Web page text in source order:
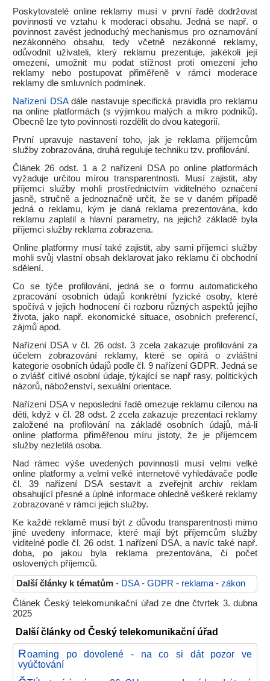
Poskytovatelé online reklamy musí v první řadě dodržovat
povinnosti ve vztahu k moderaci obsahu. Jedná se např. o
povinnost zavést jednoduchý mechanismus pro oznamování
nezákonného obsahu, tedy včetně nezákonné reklamy,
odůvodnit uživateli, který reklamu prezentuje, jakékoli její
omezení, umožnit mu podat stížnost proti omezení jeho
reklamy nebo postupovat přiměřeně v rámci moderace
reklamy dle smluvních podmínek.
Nařízení DSAdále nastavuje specifická pravidla pro reklamu
na online platformách (s výjimkou malých a mikro podniků).
Obecně lze tyto povinnosti rozdělit do dvou kategorií.
První upravuje nastavení toho, jak je reklama příjemcům
služby zobrazována, druhá reguluje techniku tzv. profilování.
Článek 26 odst. 1 a 2 nařízení DSA po online platformách
vyžaduje určitou mírou transparentnosti. Musí zajistit, aby
příjemci služby mohli prostřednictvím viditelného označení
jasně, stručně a jednoznačně určit, že se v daném případě
jedná o reklamu, kým je daná reklama prezentována, kdo
reklamu zaplatil a hlavní parametry, na jejichž základě byla
příjemci služby reklama zobrazena.
Online platformy musí také zajistit, aby sami příjemci služby
mohli svůj vlastní obsah deklarovat jako reklamu či obchodní
sdělení.
Co se týče profilování, jedná se o formu automatického
zpracování osobních údajů konkrétní fyzické osoby, které
spočívá v jejich hodnocení či rozboru různých aspektů jejího
života, jako např. ekonomické situace, osobních preferencí,
zájmů apod.
Nařízení DSA v čl. 26 odst. 3 zcela zakazuje profilování za
účelem zobrazování reklamy, které se opírá o zvláštní
kategorie osobních údajů podle čl. 9 nařízení GDPR. Jedná se
o zvlášť citlivé osobní údaje, týkající se např rasy, politických
názorů, náboženství, sexuální orientace.
Nařízení DSA v neposlední řadě omezuje reklamu cílenou na
děti, když v čl. 28 odst. 2 zcela zakazuje prezentaci reklamy
založené na profilování na základě osobních údajů, má-li
online platforma přiměřenou míru jistoty, že je příjemcem
služby nezletilá osoba.
Nad rámec výše uvedených povinností musí velmi velké
online platformy a velmi velké internetové vyhledávače podle
čl. 39 nařízení DSA sestavit a zveřejnit archiv reklam
obsahující přesné a úplné informace ohledně veškeré reklamy
zobrazované v rámci jejich služby.
Ke každé reklamě musí být z důvodu transparentnosti mimo
jiné uvedeny informace, které mají být příjemcům služby
viditelné podle čl. 26 odst. 1 nařízení DSA, a navíc také např.
doba, po jakou byla reklama prezentována, či počet
oslovených příjemců.
Další články k tématům - DSA- GDPR - reklama - zákon
Článek Český telekomunikační úřad ze dne čtvrtek 3. dubna
2025
Další články od Český telekomunikační úřad
Roaming po dovolené - na co si dát pozor ve
vyúčtování